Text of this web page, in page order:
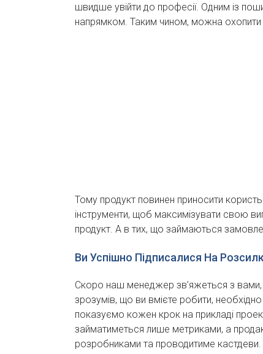
швидше увійти до професії. Одним із
напрямком. Таким чином, можна охопити
Тому продукт повинен приносити
інструменти, щоб максимізувати свою
продукт. А в тих, що займаються
Ви Успішно Підписалися На
Скоро наш менеджер зв’яжеться з вами,
зрозумів, що ви вмієте робити,
показуємо кожен крок на прикладі
займатиметься лише метриками, а
розробниками та проводитиме кастдеви.